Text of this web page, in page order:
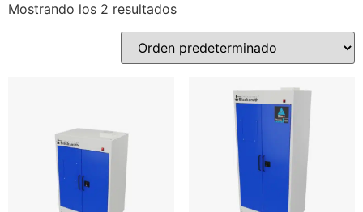
Mostrando los 2 resultados